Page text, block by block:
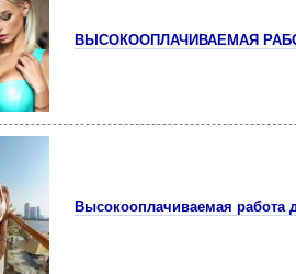
ВЫСОКООПЛАЧИВАЕМАЯ
Высокооплачиваемая работа